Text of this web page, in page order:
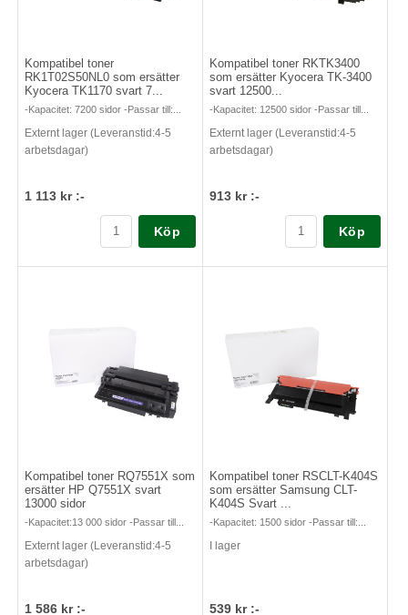
Kompatibel toner
RK1T02S50NL0 som ersätter
Kyocera TK1170 svart 7...
-Kapacitet: 7200 sidor -Passar till:...
Externt lager (Leveranstid:4-5
arbetsdagar)
1 113 kr :-
Köp
Kompatibel toner RKTK3400
som ersätter Kyocera TK-3400
svart 12500...
-Kapacitet: 12500 sidor -Passar till...
Externt lager (Leveranstid:4-5
arbetsdagar)
913 kr :-
Köp
Kompatibel toner RQ7551X som
ersätter HP Q7551X svart
13000 sidor
-Kapacitet:13 000 sidor -Passar till...
Externt lager (Leveranstid:4-5
arbetsdagar)
1 586 kr :-
Kompatibel toner RSCLT-K404S
som ersätter Samsung CLT-
K404S Svart ...
-Kapacitet: 1500 sidor -Passar till:...
I lager
539 kr :-